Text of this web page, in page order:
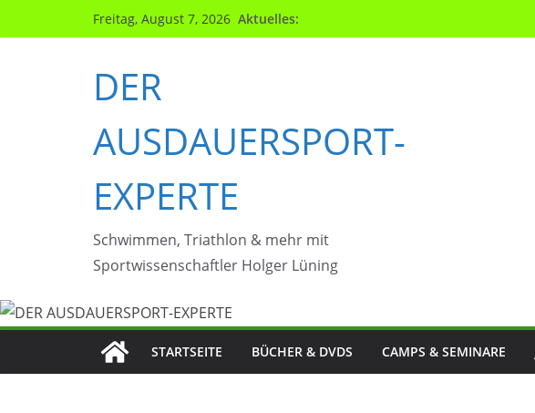
Inhalt
Freitag, August 7, 2026 Aktuelles:
DER
AUSDAUERSPORT-
EXPERTE
Schwimmen, Triathlon & mehr mit
Sportwissenschaftler Holger Lüning
STARTSEITE BÜCHER & DVDS CAMPS & SEMINARE